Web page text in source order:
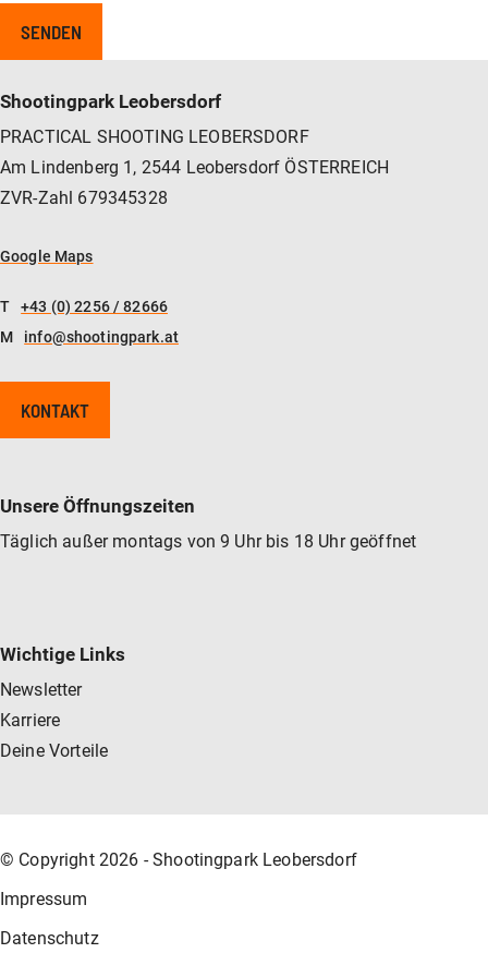
Shootingpark Leobersdorf
PRACTICAL SHOOTING LEOBERSDORF
Am Lindenberg 1, 2544 Leobersdorf ÖSTERREICH
ZVR-Zahl 679345328
Google Maps
T
+43 (0) 2256 / 82666
M
info@shootingpark.at
KONTAKT
Unsere Öffnungszeiten
Täglich außer montags von 9 Uhr bis 18 Uhr geöffnet
Wichtige Links
Newsletter
Karriere
Deine Vorteile
© Copyright 2026 - Shootingpark Leobersdorf
Impressum
Datenschutz